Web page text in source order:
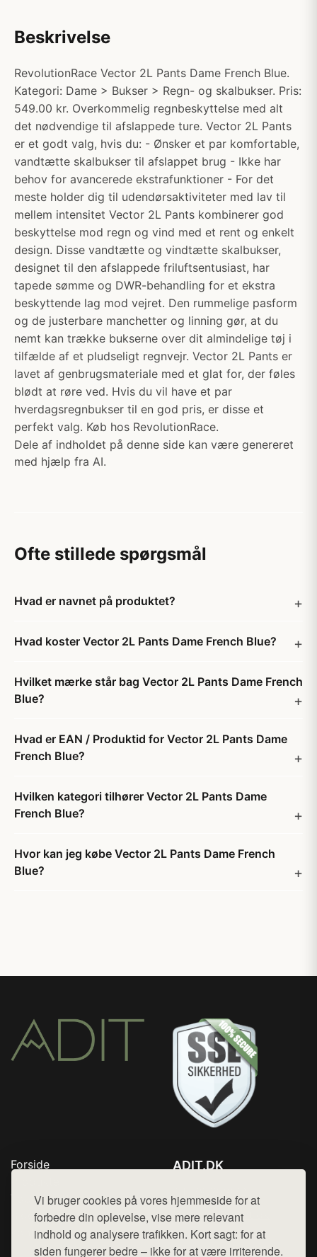
Vi bruger cookies på vores hjemmeside for at
forbedre din oplevelse, vise mere relevant
indhold og analysere trafikken. Kort sagt: for at
siden fungerer bedre – ikke for at være irriterende.
Beskrivelse
RevolutionRace Vector 2L Pants Dame French Blue.
Kategori: Dame > Bukser > Regn- og skalbukser. Pris:
549.00 kr. Overkommelig regnbeskyttelse med alt
det nødvendige til afslappede ture. Vector 2L Pants
er et godt valg, hvis du: - Ønsker et par komfortable,
vandtætte skalbukser til afslappet brug - Ikke har
behov for avancerede ekstrafunktioner - For det
meste holder dig til udendørsaktiviteter med lav til
mellem intensitet Vector 2L Pants kombinerer god
beskyttelse mod regn og vind med et rent og enkelt
design. Disse vandtætte og vindtætte skalbukser,
designet til den afslappede friluftsentusiast, har
tapede sømme og DWR-behandling for et ekstra
beskyttende lag mod vejret. Den rummelige pasform
og de justerbare manchetter og linning gør, at du
nemt kan trække bukserne over dit almindelige tøj i
tilfælde af et pludseligt regnvejr. Vector 2L Pants er
lavet af genbrugsmateriale med et glat for, der føles
blødt at røre ved. Hvis du vil have et par
hverdagsregnbukser til en god pris, er disse et
perfekt valg. Køb hos RevolutionRace.
Dele af indholdet på denne side kan være genereret
med hjælp fra AI.
Ofte stillede spørgsmål
Hvad er navnet på produktet?
Hvad koster Vector 2L Pants Dame French Blue?
Hvilket mærke står bag Vector 2L Pants Dame French
Blue?
Hvad er EAN / Produktid for Vector 2L Pants Dame
French Blue?
Hvilken kategori tilhører Vector 2L Pants Dame
French Blue?
Hvor kan jeg købe Vector 2L Pants Dame French
Blue?
Forside
Top Rabatter
Blog
Kontakt
ADIT.DK
Mail: hej@want.dk
Cookie- og privatlivspolitik